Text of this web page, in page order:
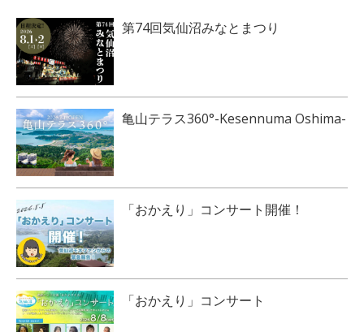
第74回気仙沼みなとまつり
亀山テラス360°-Kesennuma Oshima-
「おかえり」コンサート開催！
「おかえり」コンサート